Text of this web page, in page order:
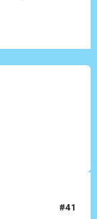
#41